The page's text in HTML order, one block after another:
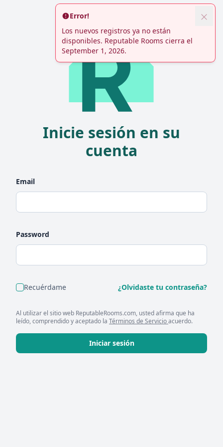
Error!
Los nuevos registros ya no están
disponibles. Reputable Rooms cierra el
September 1, 2026.
Inicie sesión en su
cuenta
Email
Password
Recuérdame ¿Olvidaste tu contraseña?
Al utilizar el sitio web ReputableRooms.com, usted afirma que ha
leído, comprendido y aceptado la Términos de Servicioacuerdo.
Iniciar sesión